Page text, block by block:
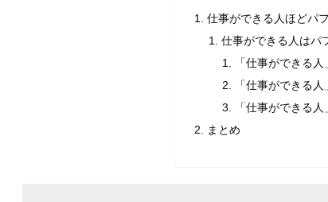
仕事ができる人ほどパ
仕事ができる人はパ
「仕事ができる
「仕事ができる
「仕事ができる
まとめ